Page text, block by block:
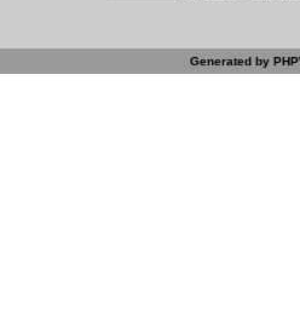
Generated by